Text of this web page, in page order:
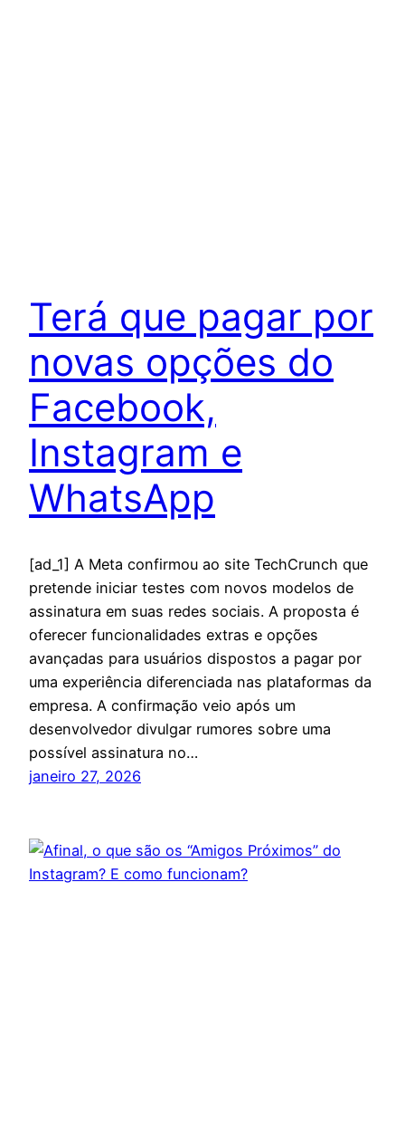
Terá que pagar por
novas opções do
Facebook,
Instagram e
WhatsApp
[ad_1] A Meta confirmou ao site TechCrunch que
pretende iniciar testes com novos modelos de
assinatura em suas redes sociais. A proposta é
oferecer funcionalidades extras e opções
avançadas para usuários dispostos a pagar por
uma experiência diferenciada nas plataformas da
empresa. A confirmação veio após um
desenvolvedor divulgar rumores sobre uma
possível assinatura no…
janeiro 27, 2026